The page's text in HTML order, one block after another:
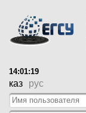
14:01:19
каз рус